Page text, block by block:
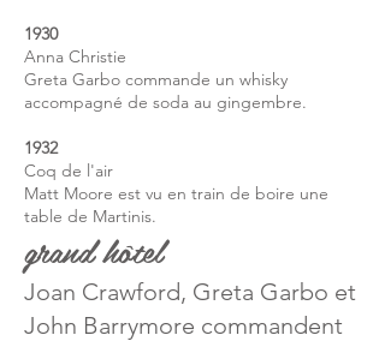
1930
Anna Christie
Greta Garbo commande un whisky
accompagné de soda au gingembre.
1932
Coq de l'air
Matt Moore est vu en train de boire une
table de Martinis.
grand hôtel
Joan Crawford, Greta Garbo et
John Barrymore commandent